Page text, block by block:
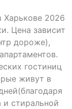
Харькове 2026
Цена зависит
дороже),
гостиниц
живут в
и стиральной